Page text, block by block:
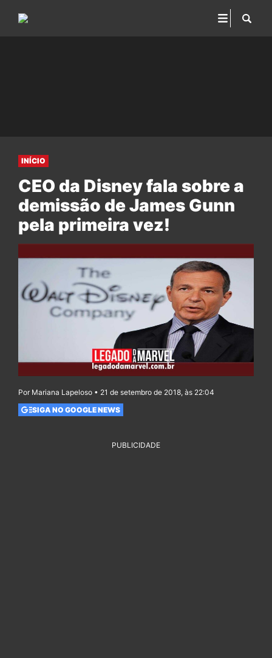
INÍCIO
CEO da Disney fala sobre a
demissão de James Gunn
pela primeira vez!
Por Mariana Lapeloso • 21 de setembro de 2018, às 22:04
SIGA NO GOOGLE NEWS
PUBLICIDADE